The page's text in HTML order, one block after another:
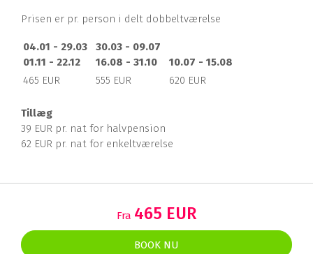
Prisen er pr. person i delt dobbeltværelse
04.01 - 29.03
01.11 - 22.12
30.03 - 09.07
16.08 - 31.10
10.07 - 15.08
465 EUR
555 EUR 620 EUR
Tillæg
39 EUR pr. nat for halvpension
62 EUR pr. nat for enkeltværelse
Fra 465 EUR
BOOK NU